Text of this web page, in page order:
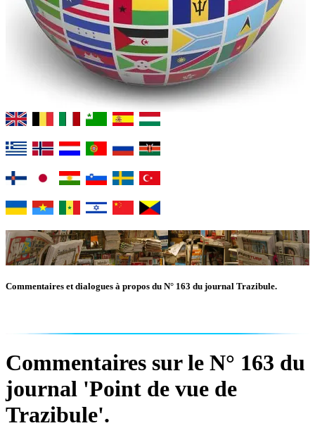
Commentaires et dialogues à propos du N° 163 du journal Trazibule.
Commentaires sur le N° 163 du
journal 'Point de vue de
Trazibule'.